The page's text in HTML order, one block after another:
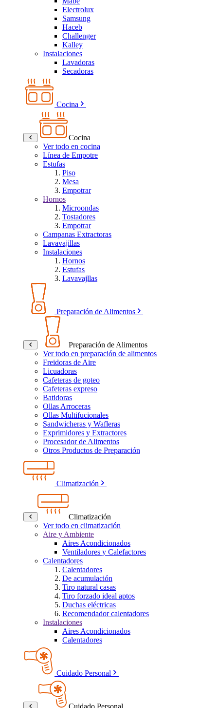
Electrolux
Samsung
Haceb
Challenger
Kalley
Instalaciones
Lavadoras
Secadoras
Cocina
Cocina
Ver todo en cocina
Línea de Empotre
Estufas
Piso
Mesa
Empotrar
Hornos
Microondas
Tostadores
Empotrar
Campanas Extractoras
Lavavajillas
Instalaciones
Hornos
Estufas
Lavavajllas
Preparación de Alimentos
Preparación de Alimentos
Ver todo en preparación de alimentos
Freidoras de Aire
Licuadoras
Cafeteras de goteo
Cafeteras expreso
Batidoras
Ollas Arroceras
Ollas Multifucionales
Sandwicheras y Wafleras
Exprimidores y Extractores
Procesador de Alimentos
Otros Productos de Preparación
Climatización
Climatización
Ver todo en climatización
Aire y Ambiente
Aires Acondicionados
Ventiladores y Calefactores
Calentadores
Calentadores
De acumulación
Tiro natural casas
Tiro forzado ideal aptos
Duchas eléctricas
Recomendador calentadores
Instalaciones
Aires Acondicionados
Calentadores
Cuidado Personal
Cuidado Personal